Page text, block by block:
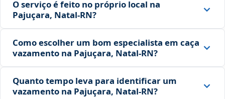
O serviço é feito no próprio local na
Pajuçara, Natal‑RN?
Como escolher um bom especialista em caça
vazamento na Pajuçara, Natal‑RN?
Quanto tempo leva para identificar um
vazamento na Pajuçara, Natal‑RN?